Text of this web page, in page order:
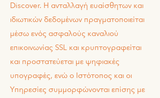
Discover. Η ανταλλαγή ευαίσθητων και
ιδιωτικών δεδομένων πραγματοποιείται
μέσω ενός ασφαλούς καναλιού
επικοινωνίας SSL και κρυπτογραφείται
και προστατεύεται με ψηφιακές
υπογραφές, ενώ ο Ιστότοπος και οι
Υπηρεσίες συμμορφώνονται επίσης με